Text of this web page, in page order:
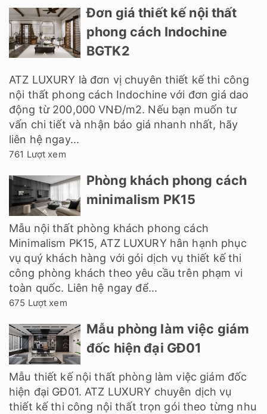
Đơn giá thiết kế nội thất
phong cách Indochine
BGTK2
ATZ LUXURY là đơn vị chuyên thiết kế thi công
nội thất phong cách Indochine với đơn giá dao
động từ 200,000 VNĐ/m2. Nếu bạn muốn tư
vấn chi tiết và nhận báo giá nhanh nhất, hãy
liên hệ ngay...
761 Lượt xem
Phòng khách phong cách
minimalism PK15
Mẫu nội thất phòng khách phong cách
Minimalism PK15, ATZ LUXURY hân hạnh phục
vụ quý khách hàng với gói dịch vụ thiết kế thi
công phòng khách theo yêu cầu trên phạm vi
toàn quốc. Liên hệ ngay để...
675 Lượt xem
Mẫu phòng làm việc giám
đốc hiện đại GĐ01
Mẫu thiết kế nội thất phòng làm việc giám đốc
hiện đại GĐ01. ATZ LUXURY chuyên dịch vụ
thiết kế thi công nội thất trọn gói theo từng nhu